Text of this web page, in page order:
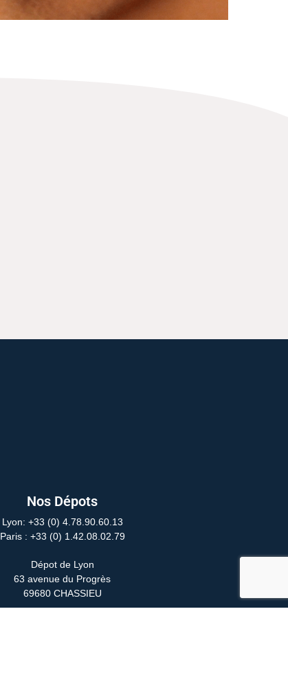
Nos Dépots
Lyon: +33 (0) 4.78.90.60.13
Paris : +33 (0) 1.42.08.02.79
Dépot de Lyon
63 avenue du Progrès
69680 CHASSIEU